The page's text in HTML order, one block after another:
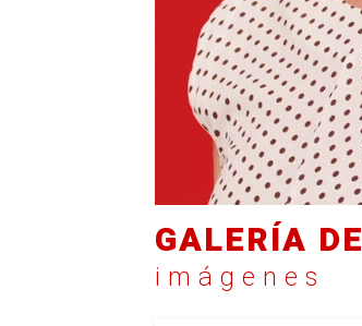
GALERÍA DE
imágenes